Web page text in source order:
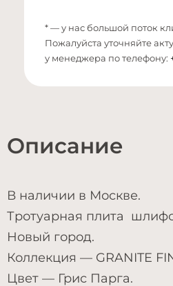
* — у нас большой поток
Пожалуйста уточняйте
у менеджера по телефону:
Описание
В наличии в Москве.
Тротуарная плита
Новый город.
Коллекция — GRANITE
Цвет — Грис Парга.